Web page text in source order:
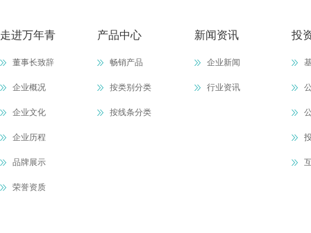
走进万年青
董事长致辞
企业概况
企业文化
企业历程
品牌展示
荣誉资质
产品中心
畅销产品
按类别分类
按线条分类
新闻资讯
企业新闻
行业资讯
投